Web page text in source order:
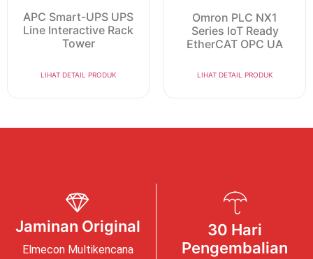
APC Smart-UPS UPS
Line Interactive Rack
Tower
LIHAT DETAIL PRODUK
Omron PLC NX1
Series IoT Ready
EtherCAT OPC UA
LIHAT DETAIL PRODUK
Jaminan Original
Elmecon Multikencana
30 Hari
Pengembalian